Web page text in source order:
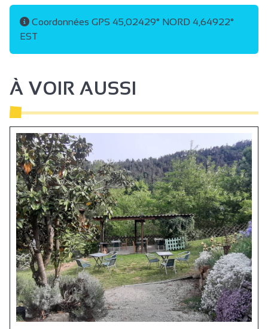
Coordonnées GPS 45,02429° NORD 4,64922°
EST
À VOIR AUSSI